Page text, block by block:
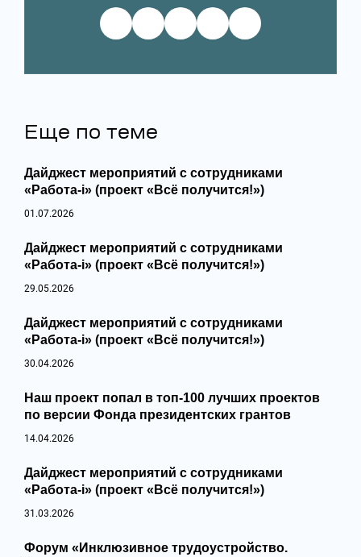
Еще по теме
Дайджест мероприятий с сотрудниками
«Работа-i» (проект «Всё получится!»)
01.07.2026
Дайджест мероприятий с сотрудниками
«Работа-i» (проект «Всё получится!»)
29.05.2026
Дайджест мероприятий с сотрудниками
«Работа-i» (проект «Всё получится!»)
30.04.2026
Наш проект попал в топ‑100 лучших проектов
по версии Фонда президентских грантов
14.04.2026
Дайджест мероприятий с сотрудниками
«Работа-i» (проект «Всё получится!»)
31.03.2026
Форум «Инклюзивное трудоустройство.